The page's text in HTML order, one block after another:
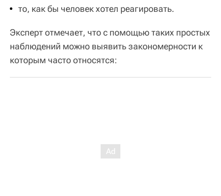
то, как бы человек хотел реагировать.
Эксперт отмечает, что с помощью таких простых
наблюдений можно выявить закономерности к
которым часто относятся: